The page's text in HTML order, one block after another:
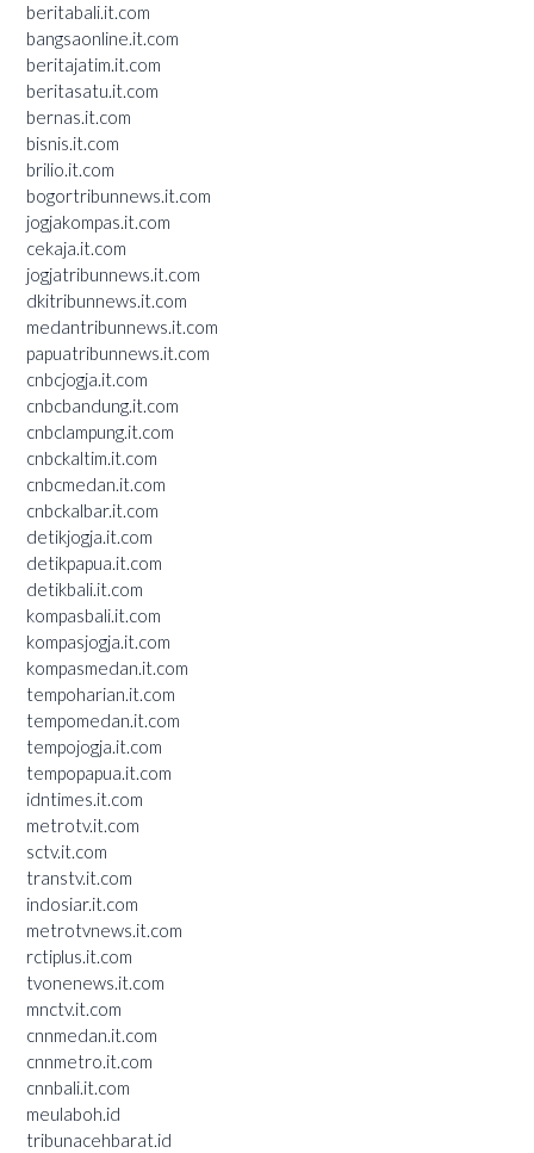
beritabali.it.com
bangsaonline.it.com
beritajatim.it.com
beritasatu.it.com
bernas.it.com
bisnis.it.com
brilio.it.com
bogortribunnews.it.com
jogjakompas.it.com
cekaja.it.com
jogjatribunnews.it.com
dkitribunnews.it.com
medantribunnews.it.com
papuatribunnews.it.com
cnbcjogja.it.com
cnbcbandung.it.com
cnbclampung.it.com
cnbckaltim.it.com
cnbcmedan.it.com
cnbckalbar.it.com
detikjogja.it.com
detikpapua.it.com
detikbali.it.com
kompasbali.it.com
kompasjogja.it.com
kompasmedan.it.com
tempoharian.it.com
tempomedan.it.com
tempojogja.it.com
tempopapua.it.com
idntimes.it.com
metrotv.it.com
sctv.it.com
transtv.it.com
indosiar.it.com
metrotvnews.it.com
rctiplus.it.com
tvonenews.it.com
mnctv.it.com
cnnmedan.it.com
cnnmetro.it.com
cnnbali.it.com
meulaboh.id
tribunacehbarat.id